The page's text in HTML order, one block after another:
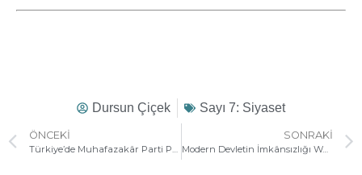
Dursun Çiçek Sayı 7: Siyaset
ÖNCEKI SONRAKI
Modern Devletin İmkânsızlığı Wael B. Hallaq’ın Modern Çağda Bir İslam Devleti Niçin Mümkün Değildir? Kitabı Üzerine